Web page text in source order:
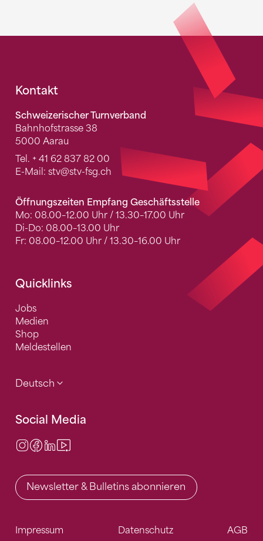
Fusszeile
Kontakt
Schweizerischer Turnverband
Bahnhofstrasse 38
5000 Aarau
Tel. + 41 62 837 82 00
E-Mail: stv@stv-fsg.ch
Öffnungszeiten Empfang Geschäftsstelle
Mo: 08.00–12.00 Uhr / 13.30–17.00 Uhr
Di-Do: 08.00–13.00 Uhr
Fr: 08.00–12.00 Uhr / 13.30–16.00 Uhr
Quicklinks
Jobs
Medien
Shop
Meldestellen
Deutsch
Social Media
Instagram
Facebook
LinkedIn
Newsletter & Bulletins abonnieren
Impressum Datenschutz AGB